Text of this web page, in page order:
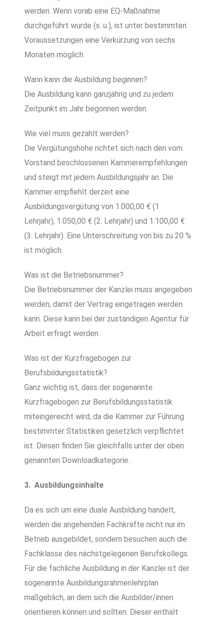
werden. Wenn vorab eine EQ-Maßnahme
durchgeführt wurde (s. u.), ist unter bestimmten
Voraussetzungen eine Verkürzung von sechs
Monaten möglich.
Wann kann die Ausbildung beginnen?
Die Ausbildung kann ganzjährig und zu jedem
Zeitpunkt im Jahr begonnen werden.
Wie viel muss gezahlt werden?
Die Vergütungshöhe richtet sich nach den vom
Vorstand beschlossenen Kammerempfehlungen
und steigt mit jedem Ausbildungsjahr an. Die
Kammer empfiehlt derzeit eine
Ausbildungsvergütung von 1.000,00 € (1.
Lehrjahr), 1.050,00 € (2. Lehrjahr) und 1.100,00 €
(3. Lehrjahr). Eine Unterschreitung von bis zu 20 %
ist möglich.
Was ist die Betriebsnummer?
Die Betriebsnummer der Kanzlei muss angegeben
werden, damit der Vertrag eingetragen werden
kann. Diese kann bei der zuständigen Agentur für
Arbeit erfragt werden.
Was ist der Kurzfragebogen zur
Berufsbildungsstatistik?
Ganz wichtig ist, dass der sogenannte
Kurzfragebogen zur Berufsbildungsstatistik
miteingereicht wird, da die Kammer zur Führung
bestimmter Statistiken gesetzlich verpflichtet
ist. Diesen finden Sie gleichfalls unter der oben
genannten Downloadkategorie.
3. Ausbildungsinhalte
Da es sich um eine duale Ausbildung handelt,
werden die angehenden Fachkräfte nicht nur im
Betrieb ausgebildet, sondern besuchen auch die
Fachklasse des nächstgelegenen Berufskollegs.
Für die fachliche Ausbildung in der Kanzlei ist der
sogenannte Ausbildungsrahmenlehrplan
maßgeblich, an dem sich die Ausbilder/innen
orientieren können und sollten. Dieser enthält